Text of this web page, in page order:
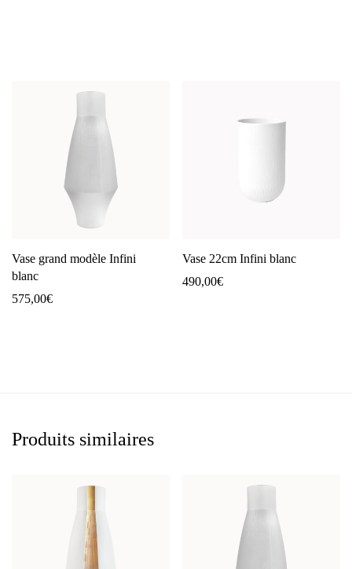
Vase grand modèle Infini
blanc
575,00€
Vase 22cm Infini blanc
490,00€
Produits similaires